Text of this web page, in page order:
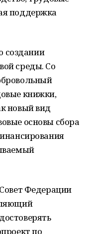
поддержка
создании
среды. Со
книжки,
новый вид
основы сбора
Федерации
по